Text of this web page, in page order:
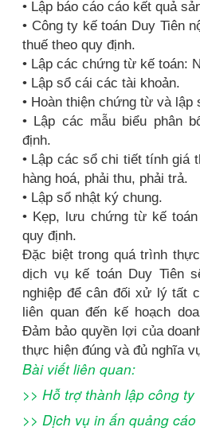
• Lập báo cáo cáo kết quả
• Công ty kế toán Duy Tiên
thuế theo quy định.
• Lập các chứng từ kế toán:
• Lập sổ cái các tài khoản.
• Hoàn thiện chứng từ và lập
• Lập các mẫu biểu phân
định.
• Lập các sổ chi tiết tính giá
hàng hoá, phải thu, phải trả.
• Lập sổ nhật ký chung.
• Kẹp, lưu chứng từ kế
quy định.
Đặc biệt trong quá trình
dịch vụ kế toán Duy Tiên
nghiệp để cân đối xử lý tất
liên quan đến kế hoạch
Đảm bảo quyền lợi của
thực hiện đúng và đủ nghĩa
Bài viết liên quan:
>> Hỗ trợ thành lập công ty
>> Dịch vụ in ấn quảng